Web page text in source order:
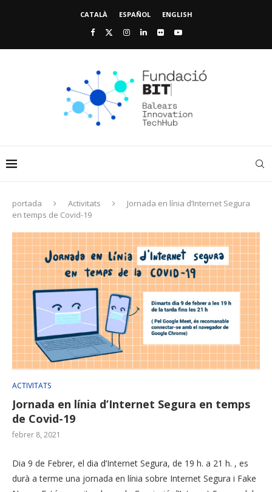
CATALÀ ESPAÑOL ENGLISH
portada Activitats
Jornada en línia d’Internet Segura
en temps de Covid-19
ACTIVITATS
Jornada en línia d’Internet Segura en temps
de Covid-19
febrer 8, 2021
Dia 9 de Febrer, el dia d’Internet Segura, de 19 h. a 21 h. , es
durà a terme una jornada en línia sobre Internet Segura i Fake